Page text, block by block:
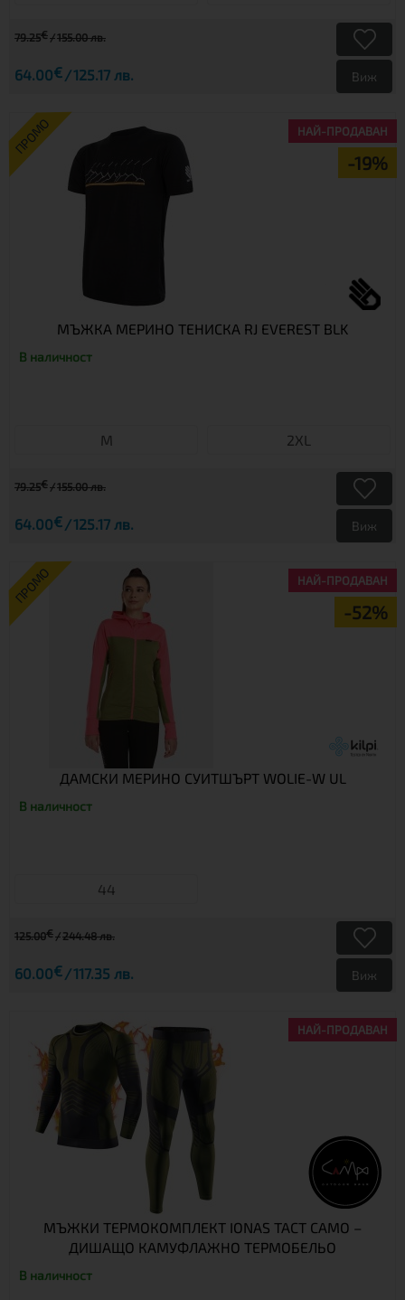
79.25€ 155.00 лв.
64.00€ 125.17 лв. Виж
ПРОМО
-19%
НАЙ-ПРОДАВАН
МЪЖКА МЕРИНО ТЕНИСКА RJ EVEREST BLK
В наличност
М 2XL
79.25€ 155.00 лв.
64.00€ 125.17 лв. Виж
ПРОМО
-52%
НАЙ-ПРОДАВАН
ДАМСКИ МЕРИНО СУИТШЪРТ WOLIE-W UL
В наличност
44
125.00€ 244.48 лв.
60.00€ 117.35 лв. Виж
НАЙ-ПРОДАВАН
МЪЖКИ ТЕРМОКОМПЛЕКТ IONAS TACT CAMO –
ДИШАЩО КАМУФЛАЖНО ТЕРМОБЕЛЬО
В наличност